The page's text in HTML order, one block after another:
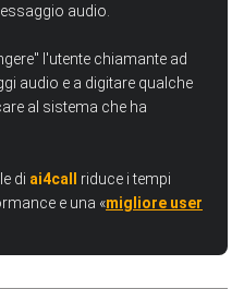
audio.
l'utente chiamante ad
audio e a digitare qualche
al sistema che ha
di ai4call
riduce i tempi
e una «migliore user